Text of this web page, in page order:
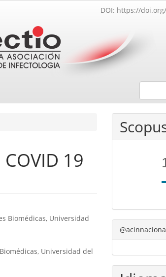
DOI: https://
19
Biomédicas, Universidad
Universidad del